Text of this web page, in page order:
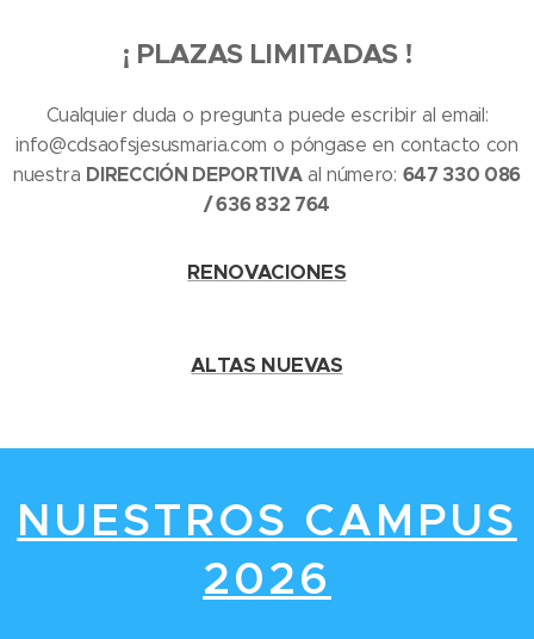
¡ PLAZAS LIMITADAS !
Cualquier duda o pregunta puede escribir al email:
info@cdsaofsjesusmaria.com o póngase en contacto con
nuestra DIRECCIÓN DEPORTIVAal número: 647 330 086
/ 636 832 764
RENOVACIONES
ALTAS NUEVAS
NUESTROS CAMPUS
2026